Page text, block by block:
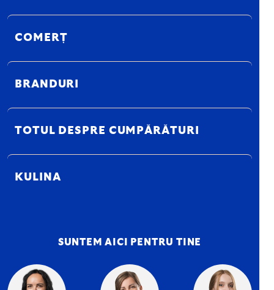
COMERȚ
BRANDURI
TOTUL DESPRE CUMPĂRĂTURI
KULINA
SUNTEM AICI PENTRU TINE